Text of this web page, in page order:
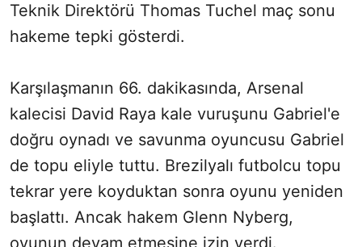
Teknik Direktörü Thomas Tuchel maç sonu
hakeme tepki gösterdi.
Karşılaşmanın 66. dakikasında, Arsenal
kalecisi David Raya kale vuruşunu Gabriel'e
doğru oynadı ve savunma oyuncusu Gabriel
de topu eliyle tuttu. Brezilyalı futbolcu topu
tekrar yere koyduktan sonra oyunu yeniden
başlattı. Ancak hakem Glenn Nyberg,